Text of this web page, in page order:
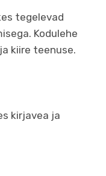
tegelevad
Kodulehe
kiire teenuse.
kirjavea ja